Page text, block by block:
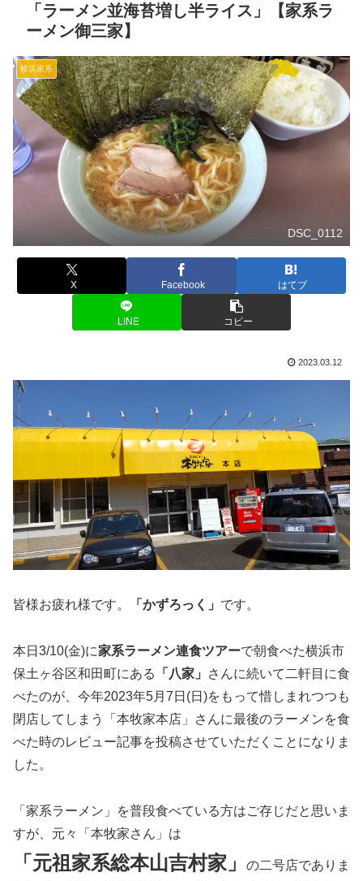
「ラーメン並海苔増し半ライス」【家系ラ
ーメン御三家】
横浜家系
DSC_0112
X Facebook はてブ
LINE コピー
2023.03.12
皆様お疲れ様です。 「かずろっく」 です。
本日3/10(金)に家系ラーメン連食ツアーで朝食べた横浜市
保土ヶ谷区和田町にある
「八家」
さんに続いて二軒目に食
べたのが、今年2023年5月7日(日)をもって惜しまれつつも
閉店してしまう「本牧家本店」さんに最後のラーメンを食
べた時のレビュー記事を投稿させていただくことになりま
した。
「家系ラーメン」を普段食べている方はご存じだと思いま
すが、元々「本牧家さん」は
「元祖家系総本山吉村家」
の二号店でありま